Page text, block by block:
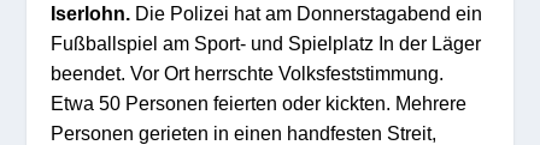
Iserlohn. Die Polizei hat am Donnerstagabend ein
Fußballspiel am Sport- und Spielplatz In der Läger
beendet. Vor Ort herrschte Volksfeststimmung.
Etwa 50 Personen feierten oder kickten. Mehrere
Personen gerieten in einen handfesten Streit,